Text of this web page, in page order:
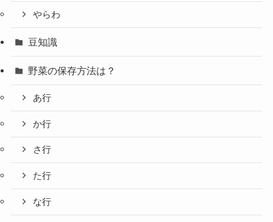
やらわ
豆知識
野菜の保存方法は？
あ行
か行
さ行
た行
な行